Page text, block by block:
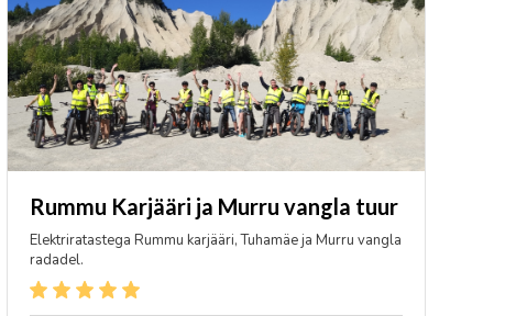
Rummu Karjääri ja Murru vangla tuur
Elektriratastega Rummu karjääri, Tuhamäe ja Murru vangla
radadel.